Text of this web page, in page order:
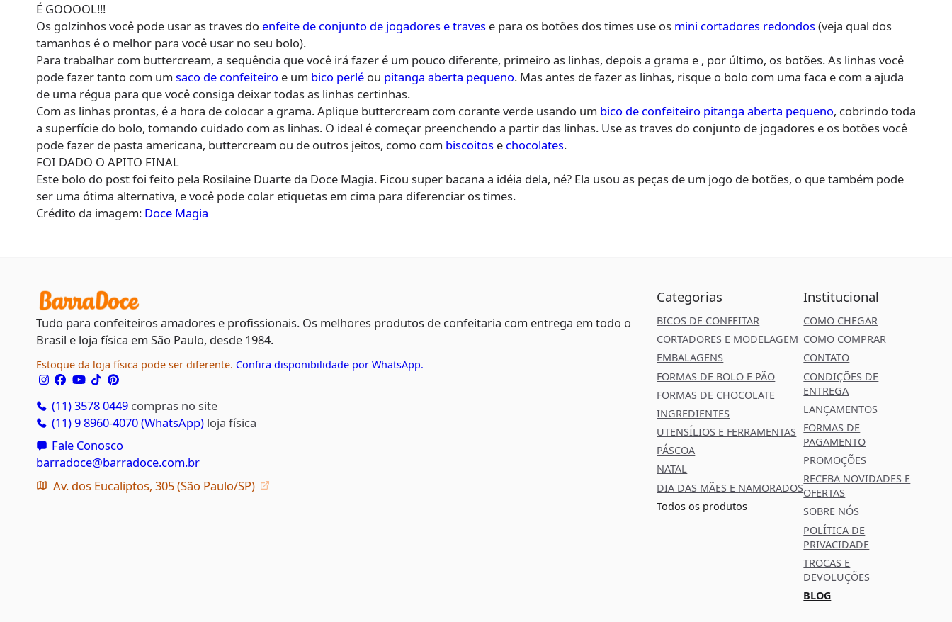
É GOOOOL!!!
Os golzinhos você pode usar as traves do enfeite de conjunto de jogadores e travese para os botões dos times use os mini cortadores redondos(veja qual dos
tamanhos é o melhor para você usar no seu bolo).
Para trabalhar com buttercream, a sequência que você irá fazer é um pouco diferente, primeiro as linhas, depois a grama e , por último, os botões. As linhas você
pode fazer tanto com um saco de confeiteiro e um bico perléou pitanga aberta pequeno. Mas antes de fazer as linhas, risque o bolo com uma faca e com a ajuda
de uma régua para que você consiga deixar todas as linhas certinhas.
Com as linhas prontas, é a hora de colocar a grama. Aplique buttercream com corante verde usando um bico de confeiteiro pitanga aberta pequeno, cobrindo toda
a superfície do bolo, tomando cuidado com as linhas. O ideal é começar preenchendo a partir das linhas. Use as traves do conjunto de jogadores e os botões você
pode fazer de pasta americana, buttercream ou de outros jeitos, como com biscoitose chocolates.
FOI DADO O APITO FINAL
Este bolo do post foi feito pela Rosilaine Duarte da Doce Magia. Ficou super bacana a idéia dela, né? Ela usou as peças de um jogo de botões, o que também pode
ser uma ótima alternativa, e você pode colar etiquetas em cima para diferenciar os times.
Crédito da imagem: Doce Magia
Tudo para confeiteiros amadores e profissionais. Os melhores produtos de confeitaria com entrega em todo o
Brasil e loja física em São Paulo, desde 1984.
Estoque da loja física pode ser diferente. Confira disponibilidade por WhatsApp.
(11) 3578 0449 compras no site
(11) 9 8960-4070 (WhatsApp) loja física
Fale Conosco
barradoce@barradoce.com.br
Av. dos Eucaliptos, 305 (São Paulo/SP)
Categorias
BICOS DE CONFEITAR
CORTADORES E MODELAGEM
EMBALAGENS
FORMAS DE BOLO E PÃO
FORMAS DE CHOCOLATE
INGREDIENTES
UTENSÍLIOS E FERRAMENTAS
PÁSCOA
NATAL
DIA DAS MÃES E NAMORADOS
Todos os produtos
Institucional
COMO CHEGAR
COMO COMPRAR
CONTATO
CONDIÇÕES DE
ENTREGA
LANÇAMENTOS
FORMAS DE
PAGAMENTO
PROMOÇÕES
RECEBA NOVIDADES E
OFERTAS
SOBRE NÓS
POLÍTICA DE
PRIVACIDADE
TROCAS E
DEVOLUÇÕES
BLOG